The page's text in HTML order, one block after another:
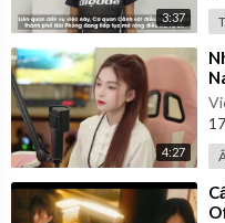
3:37
4:27